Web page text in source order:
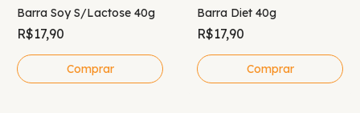
Barra Soy S/Lactose 40g
R$17,90
Barra Diet 40g
R$17,90